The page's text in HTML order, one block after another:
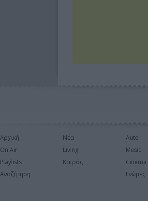
Αρχική
On Air
Playlists
Αναζήτηση
Νέα
Living
Καιρός
Auto
Music
Cinema
Γνώμες